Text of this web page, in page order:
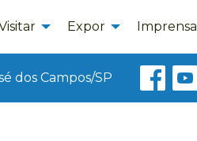
Expor Imprensa
dos Campos/SP